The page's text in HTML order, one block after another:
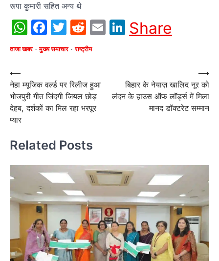
रूपा कुमारी सहित अन्य थे
WhatsApp
Facebook
Twitter
Reddit
EmailLinkedIn
Share
ताजा खबर मुख्य समाचार राष्ट्रीय
Post
navigation
⟵
नेहा म्यूजिक वर्ल्ड पर रिलीज हुआ
भोजपुरी गीत जिंदगी जियल छोड़
देहब, दर्शकों का मिल रहा भरपूर
प्यार
बिहार के नेयाज़ खालिद नूर को
लंदन के हाउस ऑफ लॉर्ड्स में मिला
मानद डॉक्टरेट सम्मान
⟶
Related Posts